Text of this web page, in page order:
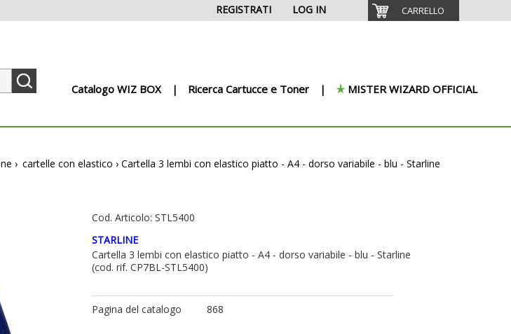
CARRELLO
LOG IN
REGISTRATI
Catalogo WIZ BOX Ricerca Cartucce e Toner MISTER WIZARD OFFICIAL
› cartelle con elastico › Cartella 3 lembi con elastico piatto - A4 - dorso variabile - blu - Starline
Cod. Articolo: STL5400
STARLINE
Cartella 3 lembi con elastico piatto - A4 - dorso variabile - blu - Starline
(cod. rif. CP7BL-STL5400)
Pagina del catalogo 868